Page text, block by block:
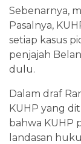
Sebenarnya,
Pasalnya,
setiap kasus
penjajah
dulu.
Dalam draf
KUHP yang
bahwa KUHP
landasan